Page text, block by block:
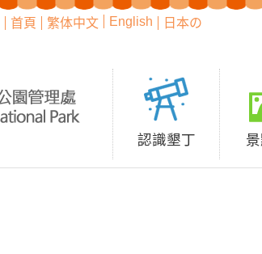
首頁 繁体中文 English 日本の
認識墾丁